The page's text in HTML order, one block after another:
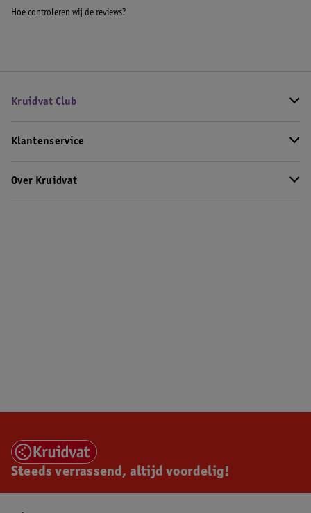
Hoe controleren wij de reviews?
Kruidvat Club
Klantenservice
Over Kruidvat
Steeds verrassend, altijd voordelig!